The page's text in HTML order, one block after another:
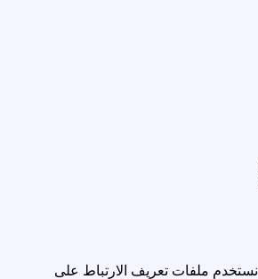
نستخدم ملفات تعريف الارتباط على